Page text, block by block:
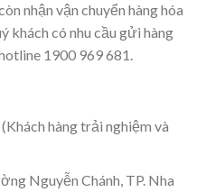
nhận vận chuyển hàng hóa
khách có nhu cầu gửi hàng
1900 969 681.
hàng trải nghiệm và
Nguyễn Chánh, TP. Nha